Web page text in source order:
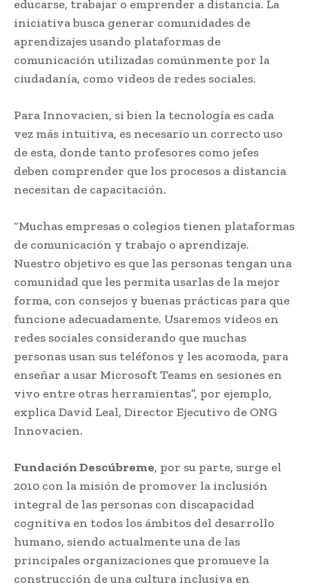
educarse, trabajar o emprender a distancia. La
iniciativa busca generar comunidades de
aprendizajes usando plataformas de
comunicación utilizadas comúnmente por la
ciudadanía, como videos de redes sociales.
Para Innovacien, si bien la tecnología es cada
vez más intuitiva, es necesario un correcto uso
de esta, donde tanto profesores como jefes
deben comprender que los procesos a distancia
necesitan de capacitación.
“Muchas empresas o colegios tienen plataformas
de comunicación y trabajo o aprendizaje.
Nuestro objetivo es que las personas tengan una
comunidad que les permita usarlas de la mejor
forma, con consejos y buenas prácticas para que
funcione adecuadamente. Usaremos videos en
redes sociales considerando que muchas
personas usan sus teléfonos y les acomoda, para
enseñar a usar Microsoft Teams en sesiones en
vivo entre otras herramientas”, por ejemplo,
explica David Leal, Director Ejecutivo de ONG
Innovacien.
Fundación Descúbreme, por su parte, surge el
2010 con la misión de promover la inclusión
integral de las personas con discapacidad
cognitiva en todos los ámbitos del desarrollo
humano, siendo actualmente una de las
principales organizaciones que promueve la
construcción de una cultura inclusiva en